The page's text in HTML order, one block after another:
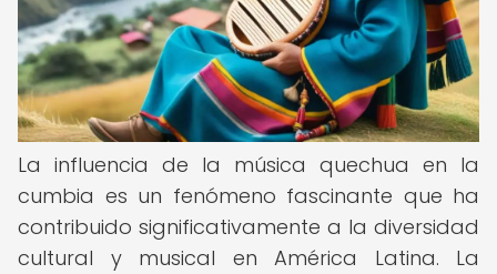
La influencia de la música quechua en la
cumbia es un fenómeno fascinante que ha
contribuido significativamente a la diversidad
cultural y musical en América Latina. La